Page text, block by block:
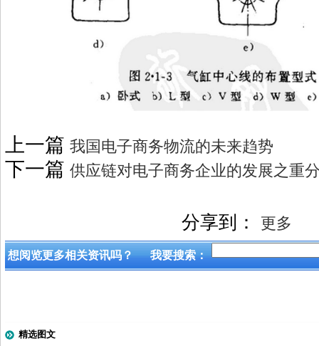
上一篇 我国电子商务物流的未来趋势
下一篇 供应链对电子商务企业的发展之重
分享到： 更多
想阅览更多相关资讯吗？ 我要搜索：
精选图文